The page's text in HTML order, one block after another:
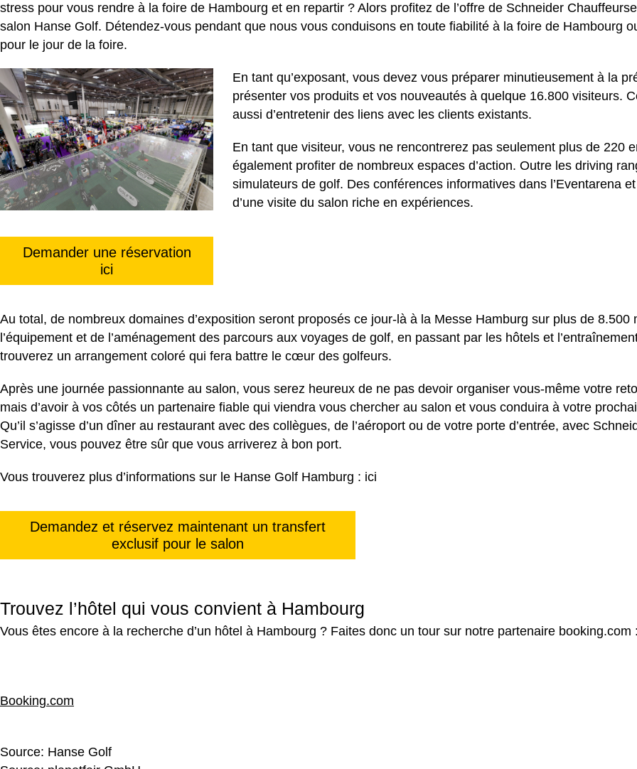
stress pour vous rendre à la foire de Hambourg et en repartir ? Alors profitez de l’offre de Schneider
salon Hanse Golf. Détendez-vous pendant que nous vous conduisons en toute fiabilité à la foire de Hambourg
pour le jour de la foire.
En tant qu’exposant, vous devez vous préparer minutieusement à la
présenter vos produits et vos nouveautés à quelque 16.800 visiteurs.
aussi d’entretenir des liens avec les clients existants.
En tant que visiteur, vous ne rencontrerez pas seulement plus de 220
également profiter de nombreux espaces d’action. Outre les driving
simulateurs de golf. Des conférences informatives dans l’Eventarena
d’une visite du salon riche en expériences.
Demander une réservation
ici
Au total, de nombreux domaines d’exposition seront proposés ce jour-là à la Messe Hamburg sur plus de 8.500
l’équipement et de l’aménagement des parcours aux voyages de golf, en passant par les hôtels et
trouverez un arrangement coloré qui fera battre le cœur des golfeurs.
Après une journée passionnante au salon, vous serez heureux de ne pas devoir organiser vous-même votre
mais d’avoir à vos côtés un partenaire fiable qui viendra vous chercher au salon et vous conduira à votre
Qu’il s’agisse d’un dîner au restaurant avec des collègues, de l’aéroport ou de votre porte d’entrée, avec
Service, vous pouvez être sûr que vous arriverez à bon port.
Vous trouverez plus d’informations sur le Hanse Golf Hamburg : ici
Demandez et réservez maintenant un transfert
exclusif pour le salon
Trouvez l’hôtel qui vous convient à Hambourg
Vous êtes encore à la recherche d’un hôtel à Hambourg ? Faites donc un tour sur notre partenaire booking.com
Booking.com
Source: Hanse Golf